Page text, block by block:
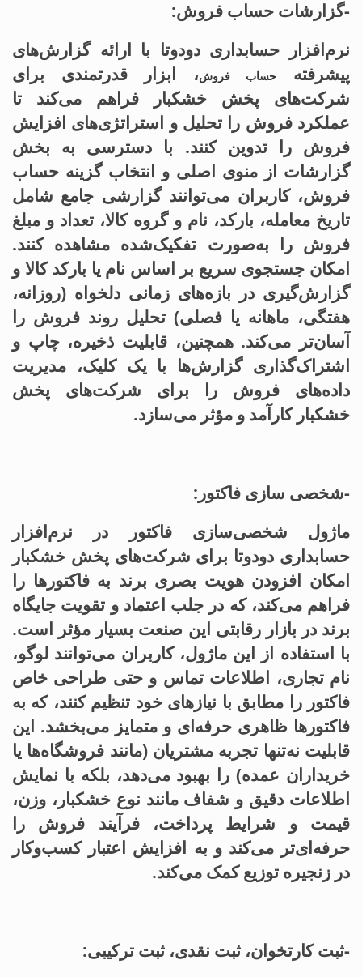
-گزارشات حساب فروش:
نرم‌افزار حسابداری دودوتا با ارائه گزارش‌های
پیشرفته
حساب فروش، ابزار قدرتمندی برای
شرکت‌های پخش خشکبار فراهم می‌کند تا
عملکرد فروش را تحلیل و استراتژی‌های افزایش
فروش را تدوین کنند. با دسترسی به بخش
گزارشات از منوی اصلی و انتخاب گزینه حساب
فروش، کاربران می‌توانند گزارشی جامع شامل
تاریخ معامله، بارکد، نام و گروه کالا، تعداد و مبلغ
فروش را به‌صورت تفکیک‌شده مشاهده کنند.
امکان جستجوی سریع بر اساس نام یا بارکد کالا و
گزارش‌گیری در بازه‌های زمانی دلخواه (روزانه،
هفتگی، ماهانه یا فصلی) تحلیل روند فروش را
آسان‌تر می‌کند. همچنین، قابلیت ذخیره، چاپ و
اشتراک‌گذاری گزارش‌ها با یک کلیک، مدیریت
داده‌های فروش را برای شرکت‌های پخش
خشکبار کارآمد و مؤثر می‌سازد.
-شخصی سازی فاکتور:
ماژول شخصی‌سازی فاکتور در نرم‌افزار
حسابداری دودوتا برای شرکت‌های پخش خشکبار
امکان افزودن هویت بصری برند به فاکتورها را
فراهم می‌کند، که در جلب اعتماد و تقویت جایگاه
برند در بازار رقابتی این صنعت بسیار مؤثر است.
با استفاده از این ماژول، کاربران می‌توانند لوگو،
نام تجاری، اطلاعات تماس و حتی طراحی خاص
فاکتور را مطابق با نیازهای خود تنظیم کنند، که به
فاکتورها ظاهری حرفه‌ای و متمایز می‌بخشد. این
قابلیت نه‌تنها تجربه مشتریان (مانند فروشگاه‌ها یا
خریداران عمده) را بهبود می‌دهد، بلکه با نمایش
اطلاعات دقیق و شفاف مانند نوع خشکبار، وزن،
قیمت و شرایط پرداخت، فرآیند فروش را
حرفه‌ای‌تر می‌کند و به افزایش اعتبار کسب‌وکار
در زنجیره توزیع کمک می‌کند.
-ثبت کارتخوان، ثبت نقدی، ثبت ترکیبی: